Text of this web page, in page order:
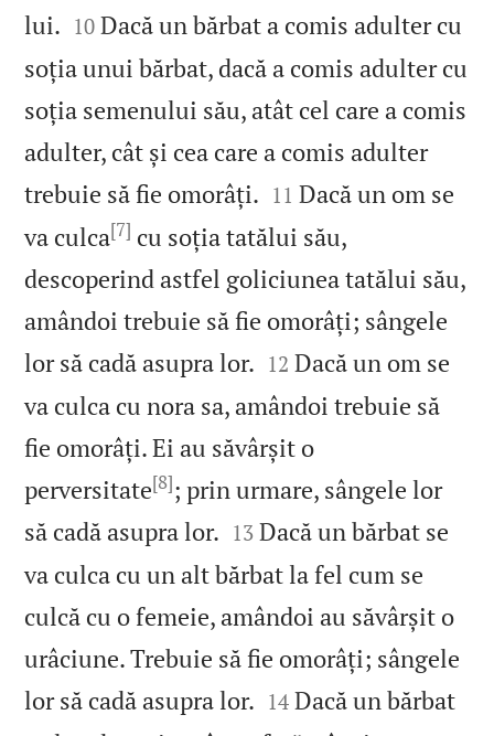
lui. 

10 Dacă un bărbat a comis adulter cu
soția unui bărbat, dacă a comis adulter cu
soția semenului său, atât cel care a comis
adulter, cât și cea care a comis adulter
trebuie să fie omorâți. 

11 Dacă un om se
va culca[7] cu soția tatălui său,
descoperind astfel goliciunea tatălui său,
amândoi trebuie să fie omorâți; sângele
lor să cadă asupra lor. 

12 Dacă un om se
va culca cu nora sa, amândoi trebuie să
fie omorâți. Ei au săvârșit o
perversitate[8]; prin urmare, sângele lor
să cadă asupra lor. 

13 Dacă un bărbat se
va culca cu un alt bărbat la fel cum se
culcă cu o femeie, amândoi au săvârșit o
urâciune. Trebuie să fie omorâți; sângele
lor să cadă asupra lor. 

14 Dacă un bărbat